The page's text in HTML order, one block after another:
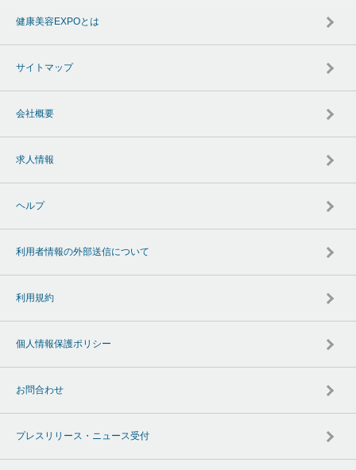
健康美容EXPOとは
サイトマップ
会社概要
求人情報
ヘルプ
利用者情報の外部送信について
利用規約
個人情報保護ポリシー
お問合わせ
プレスリリース・ニュース受付